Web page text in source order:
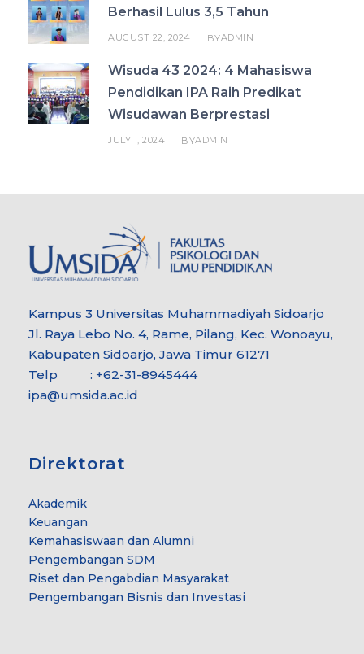
Berhasil Lulus 3,5 Tahun
AUGUST 22, 2024 BYADMIN
Wisuda 43 2024: 4 Mahasiswa
Pendidikan IPA Raih Predikat
Wisudawan Berprestasi
JULY 1, 2024 BYADMIN
Kampus 3 Universitas Muhammadiyah Sidoarjo
Jl. Raya Lebo No. 4, Rame, Pilang, Kec. Wonoayu,
Kabupaten Sidoarjo, Jawa Timur 61271
Telp : +62-31-8945444
ipa@umsida.ac.id
Direktorat
Akademik
Keuangan
Kemahasiswaan dan Alumni
Pengembangan SDM
Riset dan Pengabdian Masyarakat
Pengembangan Bisnis dan Investasi